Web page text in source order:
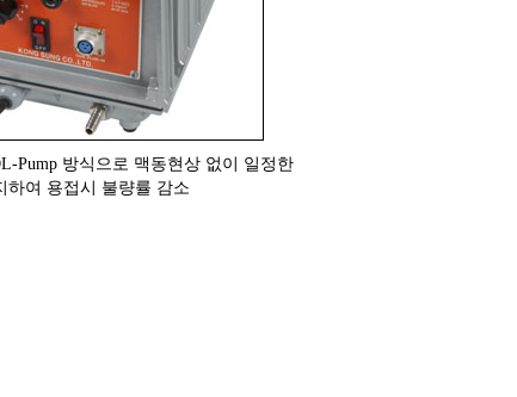
Pump 방식으로 맥동현상 없이 일정한
하여 용접시 불량률 감소